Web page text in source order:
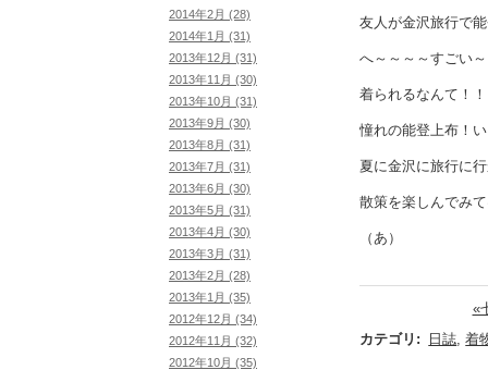
友人が金沢旅行で
へ～～～～すごい
着られるなんて！
憧れの能登上布！
夏に金沢に旅行に
散策を楽しんでみ
（あ）
«
カテゴリ : 日誌 着
2014年2月 (28)
2014年1月 (31)
2013年12月 (31)
2013年11月 (30)
2013年10月 (31)
2013年9月 (30)
2013年8月 (31)
2013年7月 (31)
2013年6月 (30)
2013年5月 (31)
2013年4月 (30)
2013年3月 (31)
2013年2月 (28)
2013年1月 (35)
2012年12月 (34)
2012年11月 (32)
2012年10月 (35)